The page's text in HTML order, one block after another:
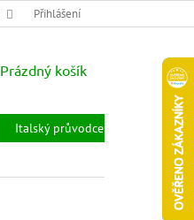
OBCHODNÍ PODMÍNKY
Přihlášení
NÁKUPNÍ
Prázdný košík
Italský průvodce
Prodejny